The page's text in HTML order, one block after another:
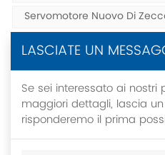
Servomotore Nuovo Di
LASCIATE UN
Se sei interessato ai
maggiori dettagli, lascia
risponderemo il prima